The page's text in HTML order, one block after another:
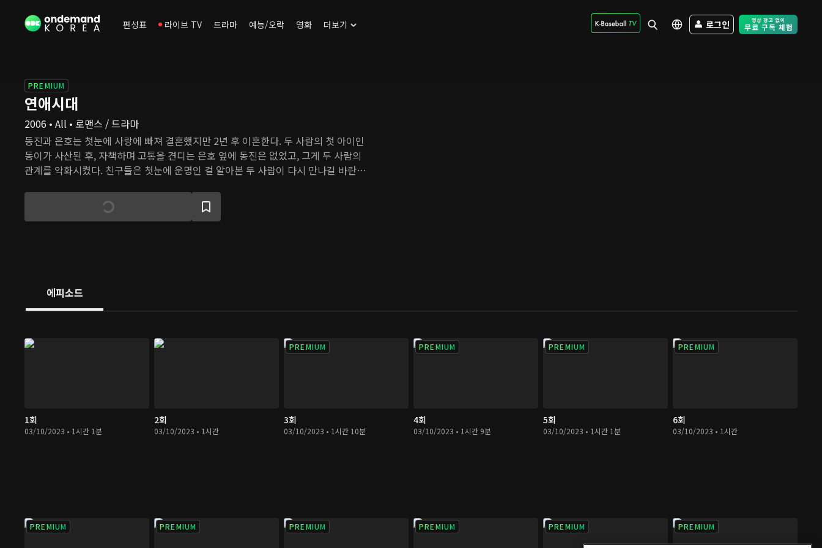
편성표 라이브 TV 드라마 예능/오락 영화 더보기 로그인 Free Trial -
PREMIUM
연애시대
2006 • All • 로맨스 / 드라마
동진과 은호는 첫눈에 사랑에 빠져 결혼했지만 2년 후 이혼한다. 두 사람의 첫 아이인
동이가 사산된 후, 자책하며 고통을 견디는 은호 옆에 동진은 없었고, 그게 두 사람의
관계를 악화시켰다. 친구들은 첫눈에 운명인 걸 알아본 두 사람이 다시 만나길 바란
전 남편이, 전 아내가 누군가를 만나고 헤어지는 과정을 모두 지켜본다. 과연 두 사람
은 다시 만날 수 있을까?
에피소드
1회
03/10/2023 • 1시간 1분
2회
03/10/2023 • 1시간
PREMIUM
3회
03/10/2023 • 1시간 10분
PREMIUM
4회
03/10/2023 • 1시간 9분
PREMIUM
5회
03/10/2023 • 1시간 1분
PREMIUM
6회
03/10/2023 • 1시간
PREMIUM PREMIUM PREMIUM PREMIUM PREMIUM PREMIUM